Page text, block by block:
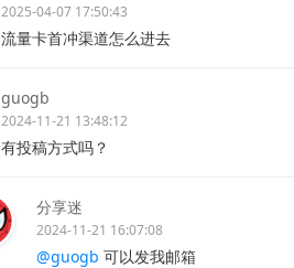
2025-04-07 17:50:43
流量卡首冲渠道怎么进去
guogb
2024-11-21 13:48:12
有投稿方式吗？
分享迷
2024-11-21 16:07:08
@guogb 可以发我邮箱